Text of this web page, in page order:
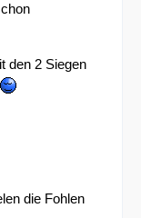
den 2 Siegen
die Fohlen